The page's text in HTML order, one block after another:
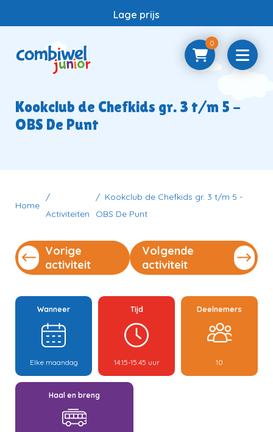
Lage prijs
0
Contact
Kookclub de Chefkids gr. 3 t/m 5 -
OBS De Punt
Home
Activiteiten
Kookclub de Chefkids gr. 3 t/m 5 -
OBS De Punt
Vorige
activiteit
Volgende
activiteit
Wanneer
Elke maandag
Tijd
14:15-15.45 uur
Deelnemers
10
Haal en breng